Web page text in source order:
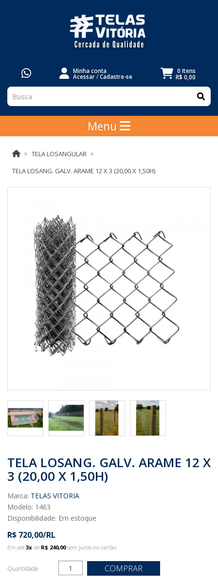
Minha conta
Acessar/Cadastre-se
0 Itens
R$ 0,00
Menu
TELA LOSANGULAR
TELA LOSANG. GALV. ARAME 12 X 3 (20,00 X 1,50H)
TELA LOSANG. GALV. ARAME 12 X
3 (20,00 X 1,50H)
Marca: TELAS VITORIA
Modelo: 1463
Disponibilidade: Em estoque
R$ 720,00/RL
Em até 3x de R$ 240,00sem juros no cartão
Quantidade COMPRAR